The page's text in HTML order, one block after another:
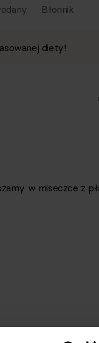
Błonnik
diety!
w miseczce z